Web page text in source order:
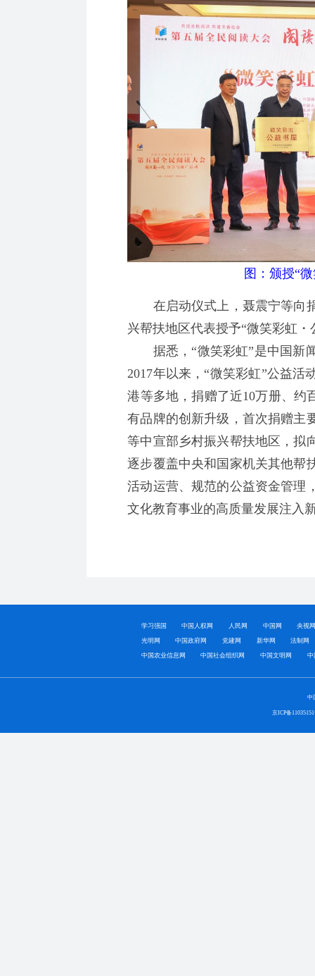
图：颁授“
在启动仪式上，聂震宁等向捐
兴帮扶地区代表授予“微笑彩虹・
据悉，“微笑彩虹”是中国新
2017年以来，“微笑彩虹”公益
港等多地，捐赠了近10万册、约
有品牌的创新升级，首次捐赠主
等中宣部乡村振兴帮扶地区，拟
逐步覆盖中央和国家机关其他帮
活动运营、规范的公益资金管理
文化教育事业的高质量发展注入
学习强国 中国人权网 人民网 中国网 央视
光明网 中国政府网 党建网 新华网 法制网
中国农业信息网 中国社会组织网 中国文明网 中
中
京ICP备